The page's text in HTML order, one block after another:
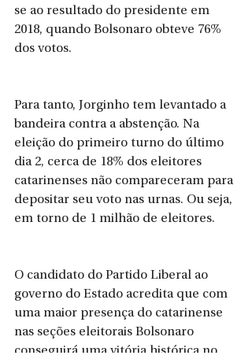
se ao resultado do presidente em
2018, quando Bolsonaro obteve 76%
dos votos.
Para tanto, Jorginho tem levantado a
bandeira contra a abstenção. Na
eleição do primeiro turno do último
dia 2, cerca de 18% dos eleitores
catarinenses não compareceram para
depositar seu voto nas urnas. Ou seja,
em torno de 1 milhão de eleitores.
O candidato do Partido Liberal ao
governo do Estado acredita que com
uma maior presença do catarinense
nas seções eleitorais Bolsonaro
conseguirá uma vitória histórica no